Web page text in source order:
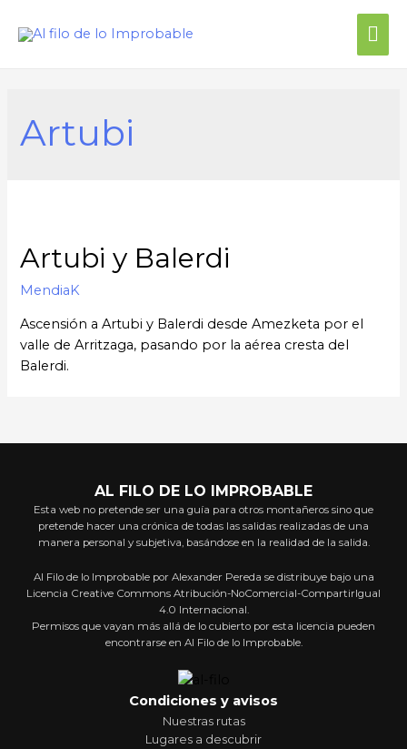
Artubi
Artubi y Balerdi
MendiaK
Ascensión a Artubi y Balerdi desde Amezketa por el
valle de Arritzaga, pasando por la aérea cresta del
Balerdi.
AL FILO DE LO IMPROBABLE
Esta web no pretende ser una guía para otros montañeros sino que
pretende hacer una crónica de todas las salidas realizadas de una
manera personal y subjetiva, basándose en la realidad de la salida.
Al Filo de lo Improbable por Alexander Pereda se distribuye bajo una
Licencia Creative Commons Atribución-NoComercial-CompartirIgual
4.0 Internacional.
Permisos que vayan más allá de lo cubierto por esta licencia pueden
encontrarse en Al Filo de lo Improbable.
Condiciones y avisos
Nuestras rutas
Lugares a descubrir